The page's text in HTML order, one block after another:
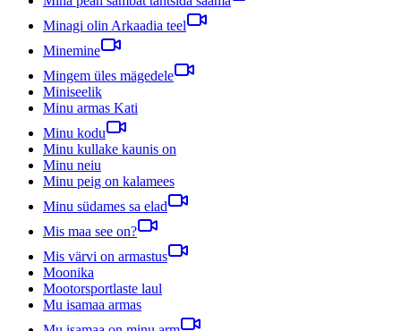
Minagi olin Arkaadia teel
Minemine
Mingem üles mägedele
Miniseelik
Minu armas Kati
Minu kodu
Minu kullake kaunis on
Minu neiu
Minu peig on kalamees
Minu südames sa elad
Mis maa see on?
Mis värvi on armastus
Moonika
Mootorsportlaste laul
Mu isamaa armas